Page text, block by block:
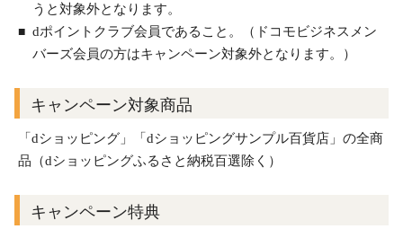
うと対象外となります。
dポイントクラブ会員であること。（ドコモビジネスメン
バーズ会員の方はキャンペーン対象外となります。）
キャンペーン対象商品
「dショッピング」「dショッピングサンプル百貨店」の全商
品（dショッピングふるさと納税百選除く）
キャンペーン特典